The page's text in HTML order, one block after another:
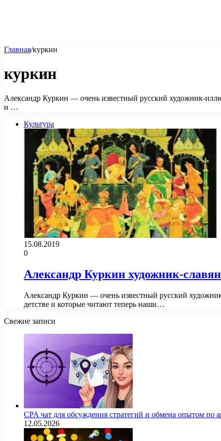
Главная/куркин
куркин
Александр Куркин — очень известный русский художник-
и …
Культура
15.08.2019
0
Александр Куркин художник-
Александр Куркин — очень известный русский
детстве и которые читают теперь наши…
Свежие записи
CPA чат для обсуждения стратегий и обмена опытом по
12.05.2026